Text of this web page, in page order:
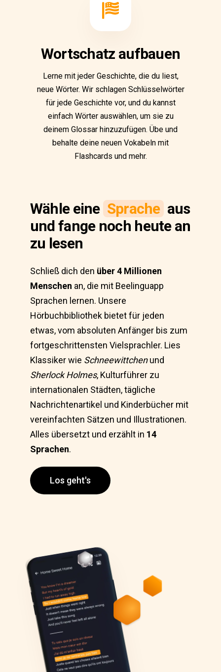
Wortschatz aufbauen
Lerne mit jeder Geschichte, die du liest,
neue Wörter. Wir schlagen Schlüsselwörter
für jede Geschichte vor, und du kannst
einfach Wörter auswählen, um sie zu
deinem Glossar hinzuzufügen. Übe und
behalte deine neuen Vokabeln mit
Flashcards und mehr.
Wähle eine Sprache aus
und fange noch heute an
zu lesen
Schließ dich den über 4 Millionen
Menschen an, die mit Beelinguapp
Sprachen lernen. Unsere
Hörbuchbibliothek bietet für jeden
etwas, vom absoluten Anfänger bis zum
fortgeschrittensten Vielsprachler. Lies
Klassiker wie Schneewittchenund
Sherlock Holmes, Kulturführer zu
internationalen Städten, tägliche
Nachrichtenartikel und Kinderbücher mit
vereinfachten Sätzen und Illustrationen.
Alles übersetzt und erzählt in 14
Sprachen.
Los geht's